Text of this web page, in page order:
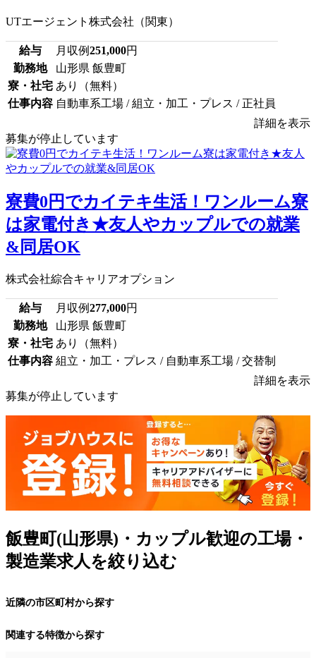
UTエージェント株式会社（関東）
給与 月収例251,000円
勤務地
山形県 飯豊町
寮・社宅 あり（無料）
仕事内容 自動車系工場 / 組立・加工・プレス / 正社員
詳細を表示
募集が停止しています
寮費0円でカイテキ生活！ワンルーム寮
は家電付き★友人やカップルでの就業
&同居OK
株式会社綜合キャリアオプション
給与 月収例277,000円
勤務地
山形県 飯豊町
寮・社宅 あり（無料）
仕事内容 組立・加工・プレス / 自動車系工場 / 交替制
詳細を表示
募集が停止しています
飯豊町(山形県)・カップル歓迎の工場・
製造業求人を絞り込む
近隣の市区町村から探す
関連する特徴から探す